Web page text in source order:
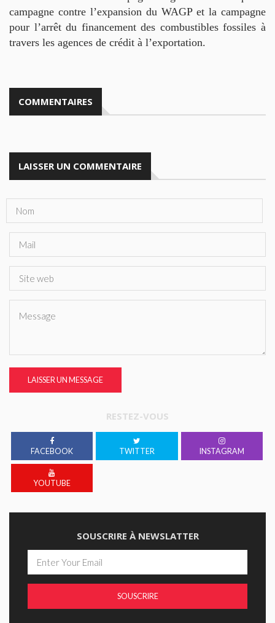
campagne contre l’expansion du WAGP et la campagne
pour l’arrêt du financement des combustibles fossiles à
travers les agences de crédit à l’exportation.
COMMENTAIRES
LAISSER UN COMMENTAIRE
LAISSER UN MESSAGE
RESTEZ-VOUS
FACEBOOK TWITTER INSTAGRAM
YOUTUBE
SOUSCRIRE À NEWSLATTER
SOUSCRIRE